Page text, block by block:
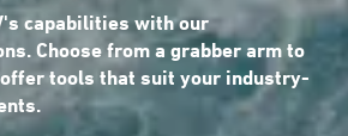
capabilities with our
Choose from a grabber arm to
tools that suit your industry-